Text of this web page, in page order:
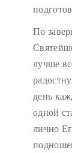
По
лучше
день
одной
лично